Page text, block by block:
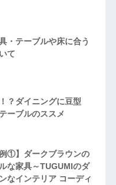
・テーブルや床に合う
て
？ダイニングに豆型
テーブルのススメ
①】ダークブラウンの
な家具～TUGUMIのダ
なインテリア コーディ